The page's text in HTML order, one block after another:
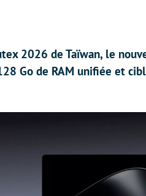
2026 de Taïwan, le
Go de RAM unifiée et